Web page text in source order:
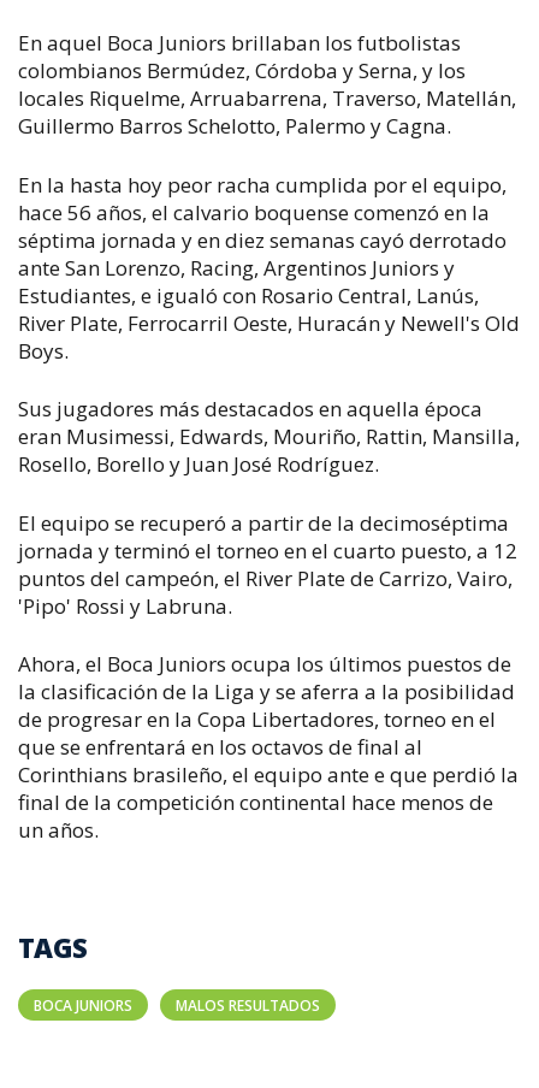
En aquel Boca Juniors brillaban los futbolistas
colombianos Bermúdez, Córdoba y Serna, y los
locales Riquelme, Arruabarrena, Traverso, Matellán,
Guillermo Barros Schelotto, Palermo y Cagna.
En la hasta hoy peor racha cumplida por el equipo,
hace 56 años, el calvario boquense comenzó en la
séptima jornada y en diez semanas cayó derrotado
ante San Lorenzo, Racing, Argentinos Juniors y
Estudiantes, e igualó con Rosario Central, Lanús,
River Plate, Ferrocarril Oeste, Huracán y Newell's Old
Boys.
Sus jugadores más destacados en aquella época
eran Musimessi, Edwards, Mouriño, Rattin, Mansilla,
Rosello, Borello y Juan José Rodríguez.
El equipo se recuperó a partir de la decimoséptima
jornada y terminó el torneo en el cuarto puesto, a 12
puntos del campeón, el River Plate de Carrizo, Vairo,
'Pipo' Rossi y Labruna.
Ahora, el Boca Juniors ocupa los últimos puestos de
la clasificación de la Liga y se aferra a la posibilidad
de progresar en la Copa Libertadores, torneo en el
que se enfrentará en los octavos de final al
Corinthians brasileño, el equipo ante e que perdió la
final de la competición continental hace menos de
un años.
TAGS
BOCA JUNIORS MALOS RESULTADOS